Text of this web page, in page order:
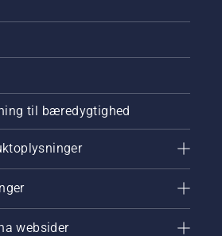
til bæredygtighed
websider